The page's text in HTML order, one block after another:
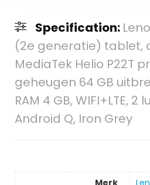
Specification:
(2e generatie) tablet,
MediaTek Helio P22T
geheugen 64 GB
RAM 4 GB, WIFI+LTE, 2
Android Q, Iron Grey
Merk